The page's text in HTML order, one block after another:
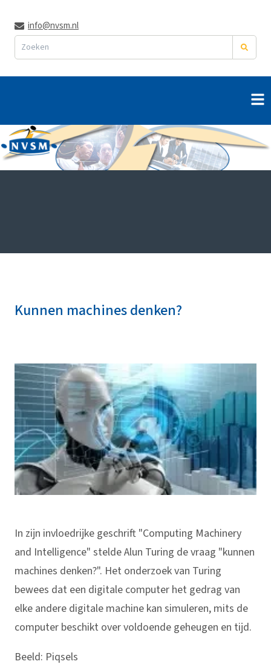
info@nvsm.nl
Kunnen machines denken?
In zijn invloedrijke geschrift "Computing Machinery
and Intelligence" stelde Alun Turing de vraag "kunnen
machines denken?". Het onderzoek van Turing
bewees dat een digitale computer het gedrag van
elke andere digitale machine kan simuleren, mits de
computer beschikt over voldoende geheugen en tijd.
Beeld: Piqsels